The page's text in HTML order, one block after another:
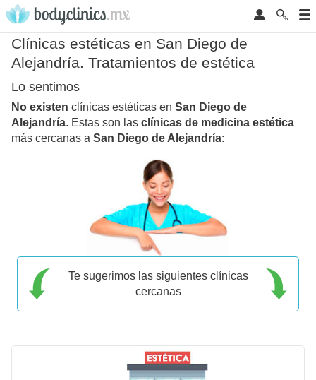
Clínicas estéticas en San Diego de
Alejandría. Tratamientos de estética
Lo sentimos
No existen clínicas estéticas en San Diego de
Alejandría. Estas son las clínicas de medicina estética
más cercanas a San Diego de Alejandría:
Te sugerimos las siguientes clínicas
cercanas